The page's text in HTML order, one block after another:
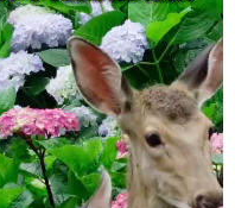
青海 宁夏
黑龙江